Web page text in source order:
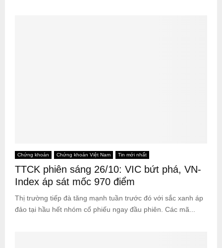
Chứng khoán Chứng khoán Việt Nam Tin mới nhất
TTCK phiên sáng 26/10: VIC bứt phá, VN-
Index áp sát mốc 970 điểm
Thị trường tiếp đà tăng mạnh tuần trước đó với sắc xanh áp
đảo tại hầu hết nhóm cổ phiếu ngay đầu phiên. Các mã...